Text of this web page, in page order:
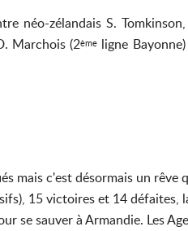
néo-zélandais S.
Marchois (2ème ligne
mais c'est désormais un rêve
15 victoires et 14 défaites,
se sauver à Armandie. Les